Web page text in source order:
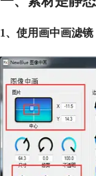
1、使用画中画滤镜